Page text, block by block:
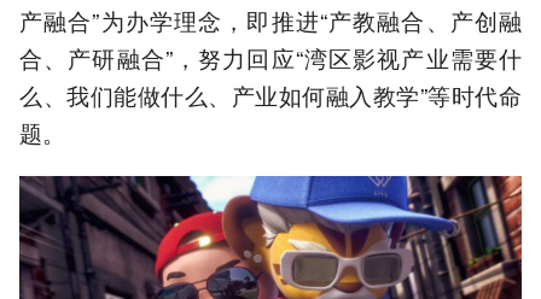
产融合”为办学理念，即推进“产教融合、产创融
合、产研融合”，努力回应“湾区影视产业需要什
么、我们能做什么、产业如何融入教学”等时代命
题。